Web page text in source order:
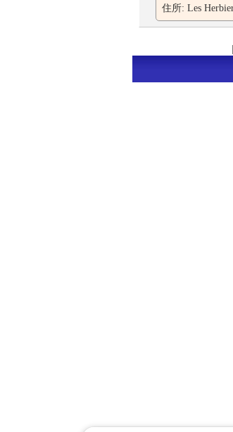
住所: Les
|